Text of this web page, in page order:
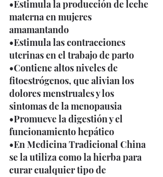
•Estimula la producción de leche
materna en mujeres
amamantando
•Estimula las contracciones
uterinas en el trabajo de parto
•Contiene altos niveles de
fitoestrógenos, que alivian los
dolores menstruales y los
sintomas de la menopausia
•Promueve la digestión y el
funcionamiento hepático
•En Medicina Tradicional China
se la utiliza como la hierba para
curar cualquier tipo de